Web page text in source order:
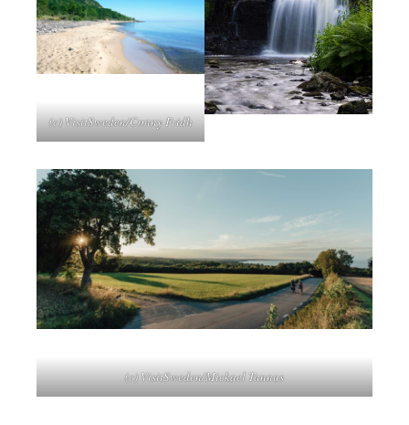
(c) VisitSweden/Conny Fridh
(c) VisitSweden/Mickael Tannus